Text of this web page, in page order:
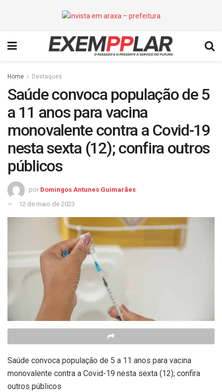
Home Destaques
Saúde convoca população de 5
a 11 anos para vacina
monovalente contra a Covid-19
nesta sexta (12); confira outros
públicos
por Domingos Antunes Guimarães
12 de maio de 2023
Saúde convoca população de 5 a 11 anos para vacina
monovalente contra a Covid-19 nesta sexta (12); confira
outros públicos